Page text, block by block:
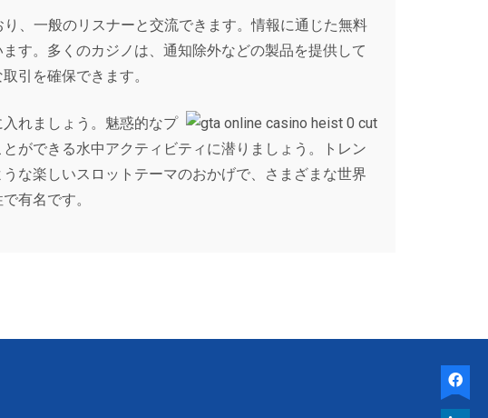
、一般のリスナーと交流できます。情報に通じた無料
す。多くのカジノは、通知除外などの製品を提供して
引を確保できます。
れましょう。魅惑的なプ
ができる水中アクティビティに潜りましょう。トレン
な楽しいスロットテーマのおかげで、さまざまな世界
有名です。